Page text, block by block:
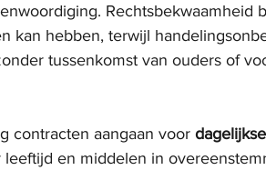
Rechtsbekwaamheid
kan hebben, terwijl
tussenkomst van ouders of
contracten aangaan voor
en middelen in